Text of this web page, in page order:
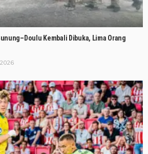
Kembali Dibuka, Lima Orang